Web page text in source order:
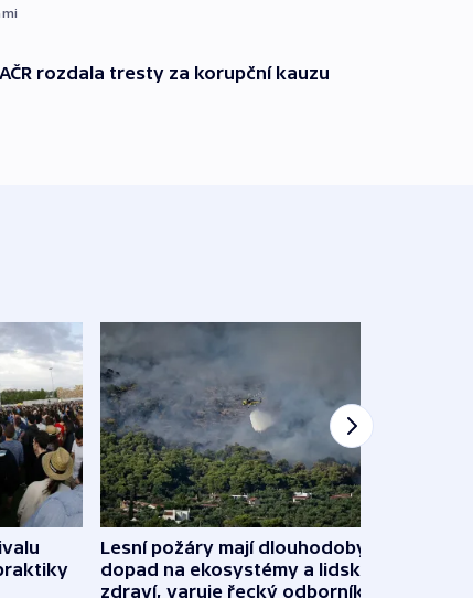
rozdala tresty za korupční kauzu
Lesní požáry mají dlouhodobý
dopad na ekosystémy a lidské
zdraví, varuje řecký odborník